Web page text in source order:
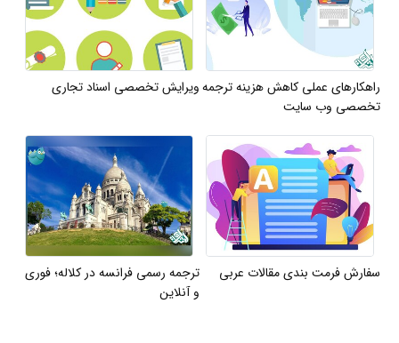
راهکارهای عملی کاهش هزینه‌ ترجمه
تخصصی وب سایت
ویرایش تخصصی اسناد تجاری
سفارش فرمت بندی مقالات عربی
ترجمه رسمی فرانسه در کلاله؛ فوری
و آنلاین